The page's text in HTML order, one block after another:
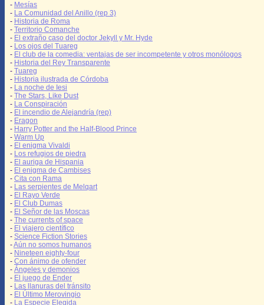
- Mesías
- La Comunidad del Anillo (rep 3)
- Historia de Roma
- Territorio Comanche
- El extraño caso del doctor Jekyll y Mr. Hyde
- Los ojos del Tuareg
- El club de la comedia: ventajas de ser incompetente y otros monólogos
- Historia del Rey Transparente
- Tuareg
- Historia ilustrada de Córdoba
- La noche de Iesi
- The Stars, Like Dust
- La Conspiración
- El incendio de Alejandría (rep)
- Eragon
- Harry Potter and the Half-Blood Prince
- Warm Up
- El enigma Vivaldi
- Los refugios de piedra
- El auriga de Hispania
- El enigma de Cambises
- Cita con Rama
- Las serpientes de Melqart
- El Rayo Verde
- El Club Dumas
- El Señor de las Moscas
- The currents of space
- El viajero científico
- Science Fiction Stories
-Aún no somos humanos
- Nineteen eighty-four
- Con ánimo de ofender
- Ángeles y demonios
- El juego de Ender
- Las llanuras del tránsito
- El Último Merovingio
- La Especie Elegida